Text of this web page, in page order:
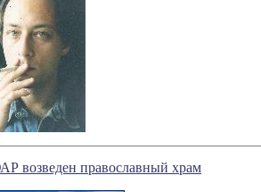
возведен православный храм